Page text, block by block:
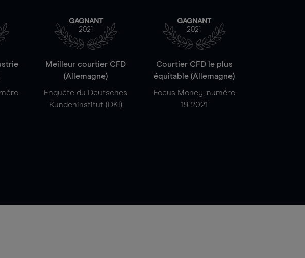
GAGNANT
2021
Meilleur courtier CFD
(Allemagne)
Enquête du Deutsches
Kundeninstitut (DKI)
GAGNANT
2021
Courtier CFD le plus
équitable (Allemagne)
Focus Money, numéro
19-2021